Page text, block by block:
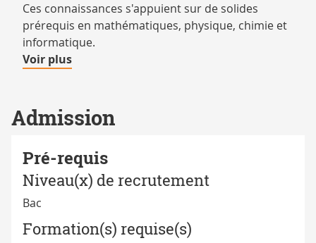
Ces connaissances s'appuient sur de solides
prérequis en mathématiques, physique, chimie et
informatique.
Voir plusde
Admission
Pré-requis
Niveau(x) de recrutement
Bac
Formation(s) requise(s)